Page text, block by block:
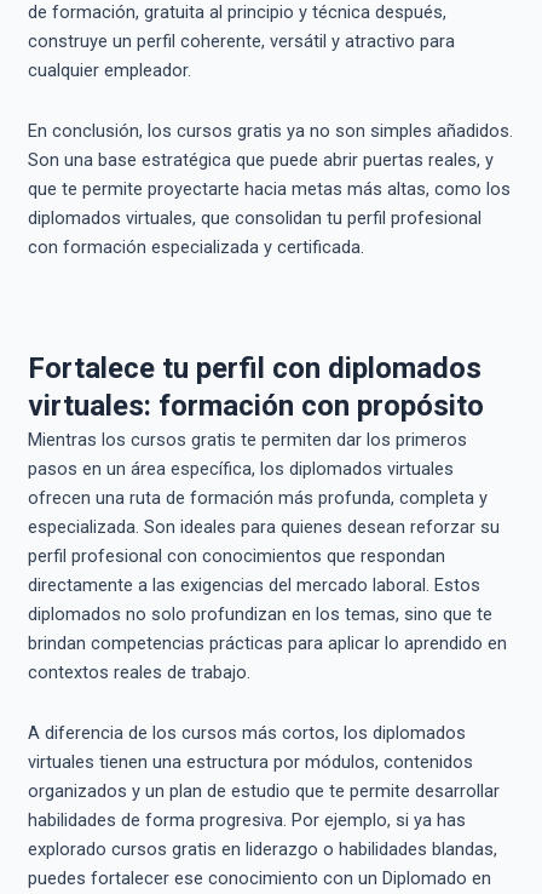
de formación, gratuita al principio y técnica después,
construye un perfil coherente, versátil y atractivo para
cualquier empleador.
En conclusión, los cursos gratis ya no son simples añadidos.
Son una base estratégica que puede abrir puertas reales, y
que te permite proyectarte hacia metas más altas, como los
diplomados virtuales, que consolidan tu perfil profesional
con formación especializada y certificada.
Fortalece tu perfil con diplomados
virtuales: formación con propósito
Mientras los cursos gratis te permiten dar los primeros
pasos en un área específica, los diplomados virtuales
ofrecen una ruta de formación más profunda, completa y
especializada. Son ideales para quienes desean reforzar su
perfil profesional con conocimientos que respondan
directamente a las exigencias del mercado laboral. Estos
diplomados no solo profundizan en los temas, sino que te
brindan competencias prácticas para aplicar lo aprendido en
contextos reales de trabajo.
A diferencia de los cursos más cortos, los diplomados
virtuales tienen una estructura por módulos, contenidos
organizados y un plan de estudio que te permite desarrollar
habilidades de forma progresiva. Por ejemplo, si ya has
explorado cursos gratis en liderazgo o habilidades blandas,
puedes fortalecer ese conocimiento con un Diplomado en